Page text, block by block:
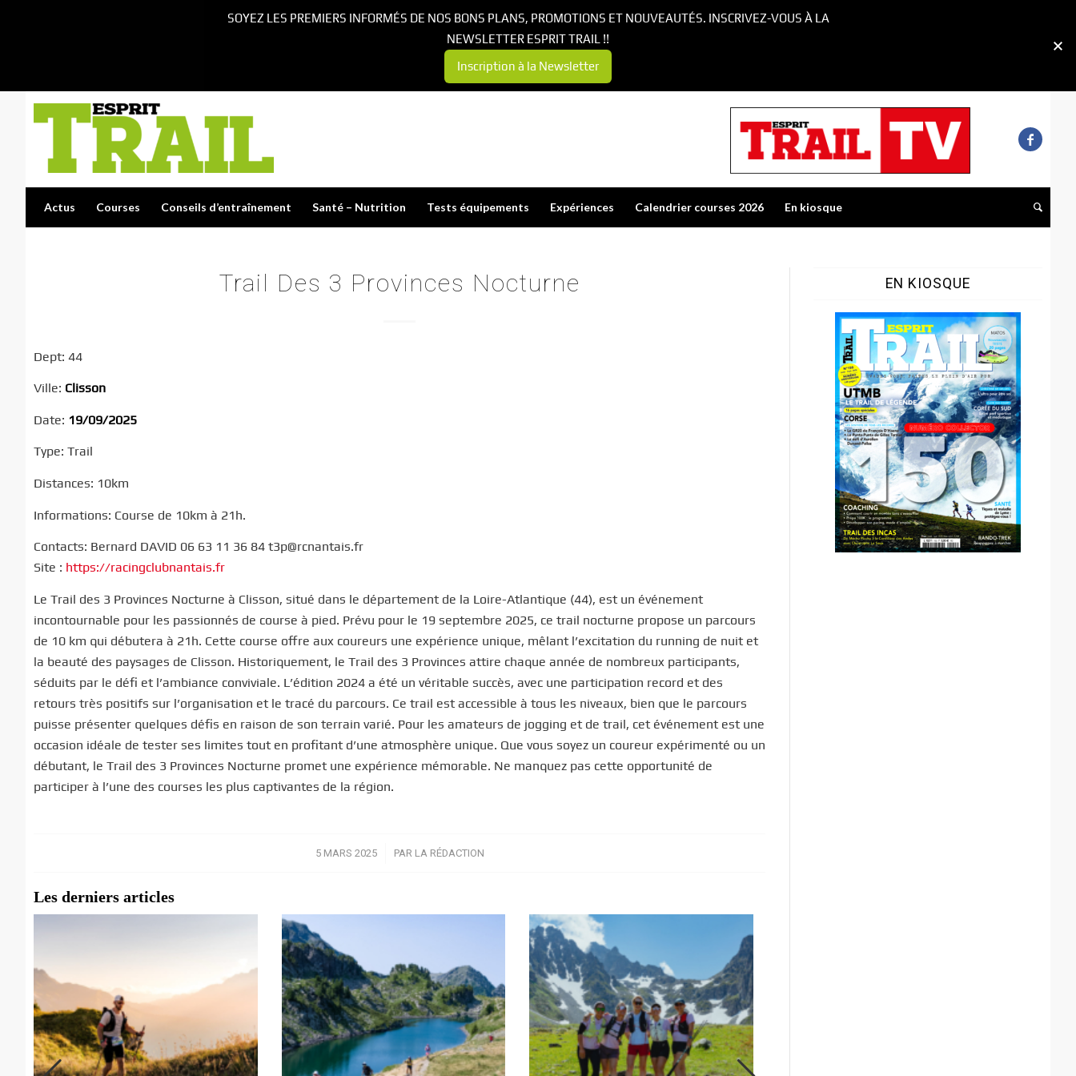
Actus Courses Conseils d’entraînement Santé – Nutrition Tests équipements Expériences Calendrier courses 2026 En kiosque
Trail Des 3 Provinces Nocturne
Dept: 44
Ville: Clisson
Date: 19/09/2025
Type: Trail
Distances: 10km
Informations: Course de 10km à 21h.
Contacts: Bernard DAVID 06 63 11 36 84 t3p@rcnantais.fr
Site : https://racingclubnantais.fr
Le Trail des 3 Provinces Nocturne à Clisson, situé dans le département de la Loire-Atlantique (44), est un événement
incontournable pour les passionnés de course à pied. Prévu pour le 19 septembre 2025, ce trail nocturne propose un parcours
de 10 km qui débutera à 21h. Cette course offre aux coureurs une expérience unique, mêlant l’excitation du running de nuit et
la beauté des paysages de Clisson. Historiquement, le Trail des 3 Provinces attire chaque année de nombreux participants,
séduits par le défi et l’ambiance conviviale. L’édition 2024 a été un véritable succès, avec une participation record et des
retours très positifs sur l’organisation et le tracé du parcours. Ce trail est accessible à tous les niveaux, bien que le parcours
puisse présenter quelques défis en raison de son terrain varié. Pour les amateurs de jogging et de trail, cet événement est une
occasion idéale de tester ses limites tout en profitant d’une atmosphère unique. Que vous soyez un coureur expérimenté ou un
débutant, le Trail des 3 Provinces Nocturne promet une expérience mémorable. Ne manquez pas cette opportunité de
participer à l’une des courses les plus captivantes de la région.
5 MARS 2025
/ PAR LA RÉDACTION
Les derniers articles
EN KIOSQUE
SOYEZ LES PREMIERS INFORMÉS DE NOS BONS PLANS, PROMOTIONS ET NOUVEAUTÉS. INSCRIVEZ-VOUS À LA
NEWSLETTER ESPRIT TRAIL !!
Inscription à la Newsletter